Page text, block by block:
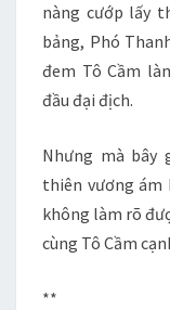
nàng cướp lấy
bảng, Phó
đem Tô Cầm
đầu đại địch.
Nhưng mà bây
thiên vương ám
không làm rõ
cùng Tô Cầm
**